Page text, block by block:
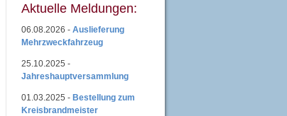
Aktuelle Meldungen:
06.08.2026 - Auslieferung
Mehrzweckfahrzeug
25.10.2025 -
Jahreshauptversammlung
01.03.2025 - Bestellung zum
Kreisbrandmeister